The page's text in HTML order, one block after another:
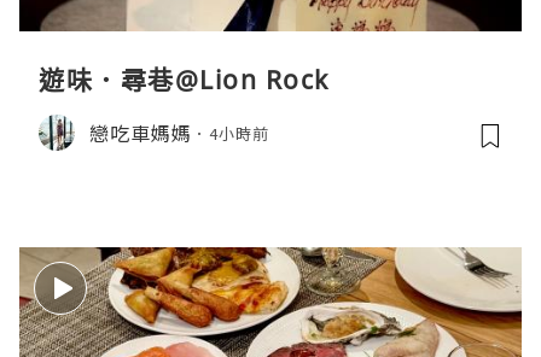
遊味．尋巷@Lion Rock
戀吃車媽媽 4小時前